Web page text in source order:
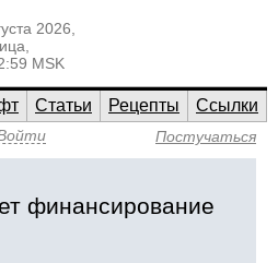
2026,
MSK
Статьи Рецепты
Ссылки
Постучаться
финансирование